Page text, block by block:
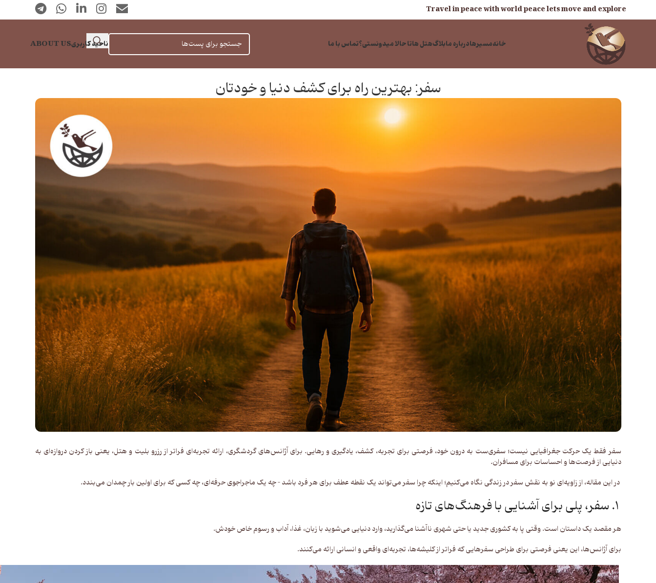
Travel in peace with world peace lets move and explore
خانهمسیرهادرباره مابلاگهتل هاتا حالا میدونستی؟تماس با ما ناحیه کاربری
َABOUT US
سفر: بهترین راه برای کشف دنیا و خودتان
سفر فقط یک حرکت جغرافیایی نیست؛ سفری‌ست به درون خود، فرصتی برای تجربه، کشف، یادگیری و رهایی. برای آژانس‌های گردشگری، ارائه تجربه‌ای فراتر از رزرو بلیت و هتل، یعنی باز کردن دروازه‌ای به
دنیایی از فرصت‌ها و احساسات برای مسافران.
در این مقاله، از زاویه‌ای نو به نقش سفر در زندگی نگاه می‌کنیم؛ اینکه چرا سفر می‌تواند یک نقطه عطف برای هر فرد باشد – چه یک ماجراجوی حرفه‌ای، چه کسی که برای اولین بار چمدان می‌بندد.
۱. سفر، پلی برای آشنایی با فرهنگ‌های تازه
هر مقصد یک داستان است. وقتی پا به کشوری جدید یا حتی شهری ناآشنا می‌گذارید، وارد دنیایی می‌شوید با زبان، غذا، آداب و رسوم خاص خودش.
برای آژانس‌ها، این یعنی فرصتی برای طراحی سفرهایی که فراتر از کلیشه‌ها، تجربه‌ای واقعی و انسانی ارائه می‌کنند.